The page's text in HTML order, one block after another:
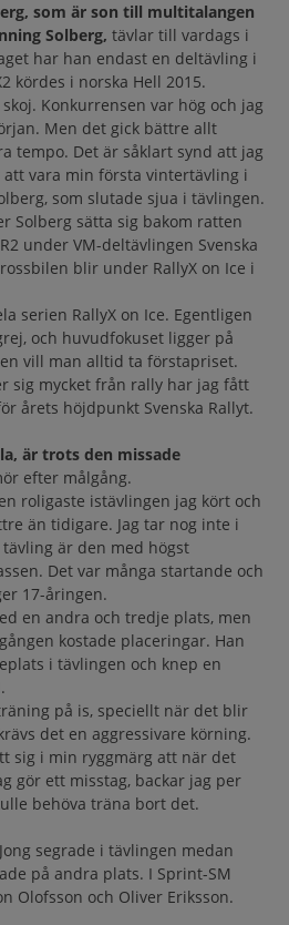
som är son till multitalangen
Solberg, tävlar till vardags i
har han endast en deltävling i
kördes i norska Hell 2015.
Konkurrensen var hög och jag
Men det gick bättre allt
tempo. Det är såklart synd att jag
vara min första vintertävling i
som slutade sjua i tävlingen.
Solberg sätta sig bakom ratten
under VM-deltävlingen Svenska
blir under RallyX on Ice i
serien RallyX on Ice. Egentligen
och huvudfokuset ligger på
vill man alltid ta förstapriset.
sig mycket från rally har jag fått
årets höjdpunkt Svenska Rallyt.
är trots den missade
efter målgång.
roligaste istävlingen jag kört och
än tidigare. Jag tar nog inte i
är den med högst
Det var många startande och
17-åringen.
en andra och tredje plats, men
kostade placeringar. Han
i tävlingen och knep en
på is, speciellt när det blir
det en aggressivare körning.
sig i min ryggmärg att när det
gör ett misstag, backar jag per
behöva träna bort det.
segrade i tävlingen medan
på andra plats. I Sprint-SM
Olofsson och Oliver Eriksson.